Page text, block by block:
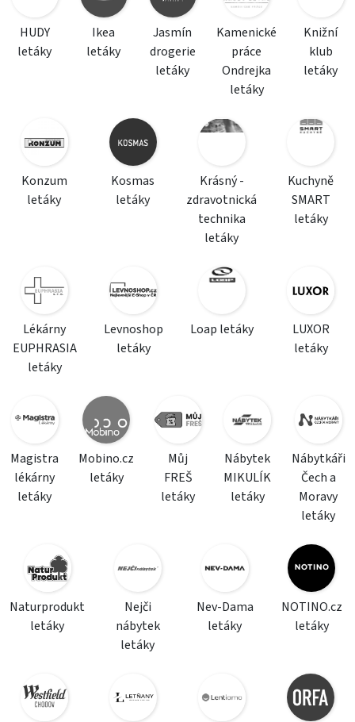
HUDY
letáky
Ikea
letáky
Jasmín
drogerie
letáky
Kamenické
práce
Ondrejka
letáky
Knižní
klub
letáky
Konzum
letáky
Kosmas
letáky
Krásný -
zdravotnická
technika
letáky
Kuchyně
SMART
letáky
Lékárny
EUPHRASIA
letáky
Levnoshop
letáky
Loap letáky
LUXOR
letáky
Magistra
lékárny
letáky
Mobino.cz
letáky
Můj
FREŠ
letáky
Nábytek
MIKULÍK
letáky
Nábytkáři
Čech a
Moravy
letáky
Naturprodukt
letáky
Nejči
nábytek
letáky
Nev-Dama
letáky
NOTINO.cz
letáky